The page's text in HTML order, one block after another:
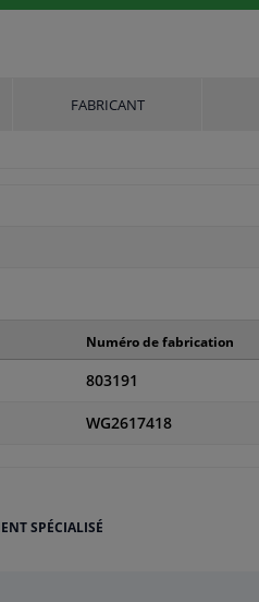
FABRICANT
Numéro de fabrication
803191
WG2617418
SPÉCIALISÉ